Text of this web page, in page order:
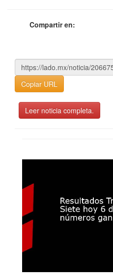
Compartir en:
Copiar URL
Leer noticia completa.